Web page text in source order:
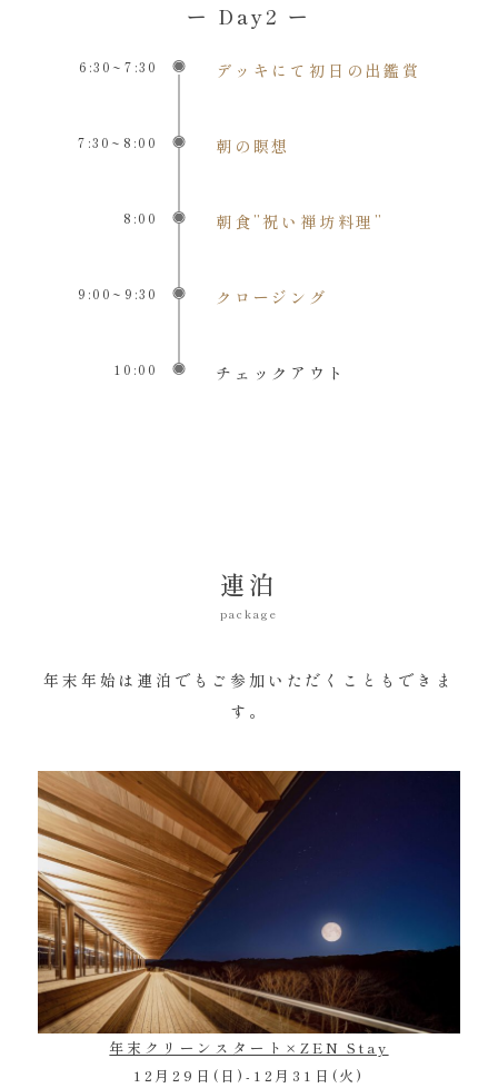
ー Day2 ー
6:30~7:30 デッキにて初日の出鑑賞
7:30~8:00 朝の瞑想
8:00 朝食”祝い禅坊料理”
9:00~9:30 クロージング
10:00 チェックアウト
連泊
package
年末年始は連泊でもご参加いただくこともできま
す。
年末クリーンスタート×ZEN Stay
12月29日(日)-12月31日(火)